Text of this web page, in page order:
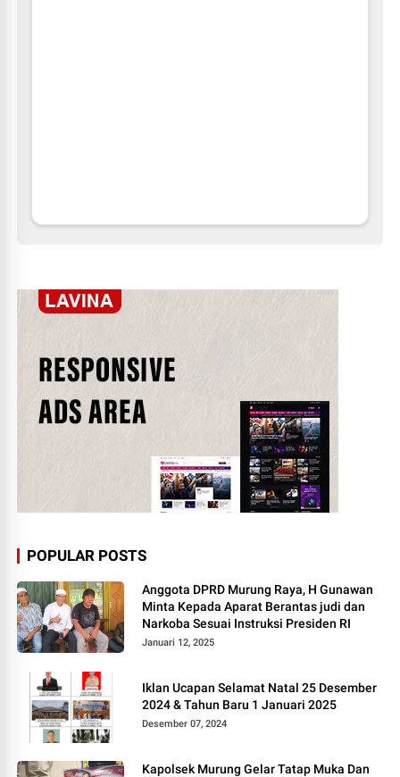
POPULAR POSTS
Anggota DPRD Murung Raya, H Gunawan
Minta Kepada Aparat Berantas judi dan
Narkoba Sesuai Instruksi Presiden RI
Januari 12, 2025
Iklan Ucapan Selamat Natal 25 Desember
2024 & Tahun Baru 1 Januari 2025
Desember 07, 2024
Kapolsek Murung Gelar Tatap Muka Dan